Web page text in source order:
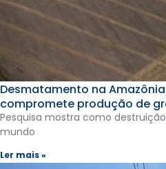
Desmatamento na
compromete produção de
Pesquisa mostra como
mundo
Ler mais »